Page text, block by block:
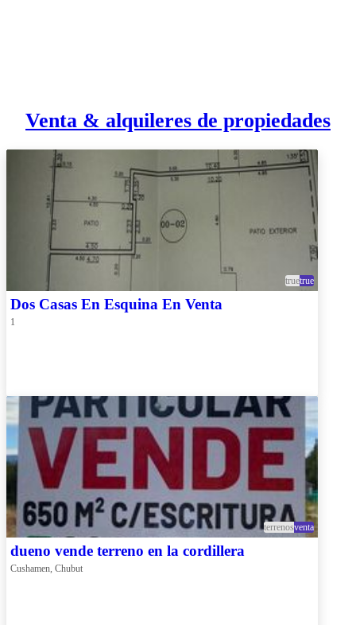
Venta & alquileres de propiedades
truetrue
Dos Casas En Esquina En Venta
1
terrenosventa
dueno vende terreno en la cordillera
Cushamen, Chubut